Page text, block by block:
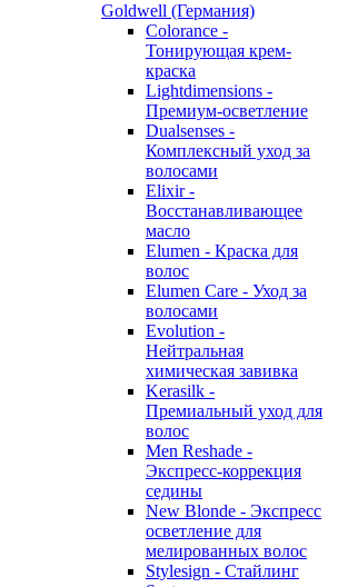
Goldwell (Германия)
Colorance -
Тонирующая крем-
краска
Lightdimensions -
Премиум-осветление
Dualsenses -
Комплексный уход за
волосами
Elixir -
Восстанавливающее
масло
Elumen - Краска для
волос
Elumen Care - Уход за
волосами
Evolution -
Нейтральная
химическая завивка
Kerasilk -
Премиальный уход для
волос
Men Reshade -
Экспресс-коррекция
седины
New Blonde - Экспресс
осветление для
мелированных волос
Stylesign - Стайлинг